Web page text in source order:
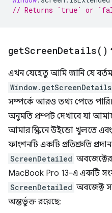
// Returns `true` or
getScreenDetails( )
এখন যেহেতু আমি জানি যে
সম্পর্কে আরও তথ্য পেতে
অনুমতি প্রম্পট দেখাবে যা
আমার স্ক্রিনে উইন্ডো খুলতে
ফাংশনটি একটি প্রতিশ্রুতি
ScreenDetailed
MacBook Pro 13-এ একটি
ScreenDetailed অবজেক্ট
অন্তর্ভুক্ত রয়েছে: